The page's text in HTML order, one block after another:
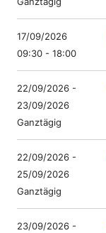
17/09/2026
09:30 - 18:00
22/09/2026 -
23/09/2026
Ganztägig
22/09/2026 -
25/09/2026
Ganztägig
23/09/2026 -